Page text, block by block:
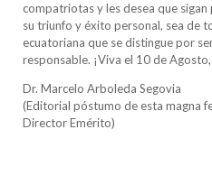
compatriotas y les desea que
su triunfo y éxito personal, sea de
ecuatoriana que se distingue por
responsable. ¡Viva el 10 de
Dr. Marcelo Arboleda Segovia
(Editorial póstumo de esta magna
Director Emérito)